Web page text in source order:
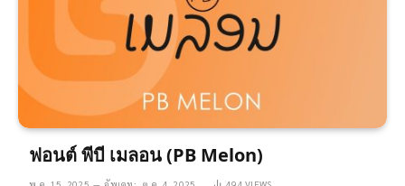
ฟอนต์ พีบี เมลอน (PB Melon)
พ.ค. 15, 2025 อัพเดท: ต.ค. 4, 2025 494VIEWS